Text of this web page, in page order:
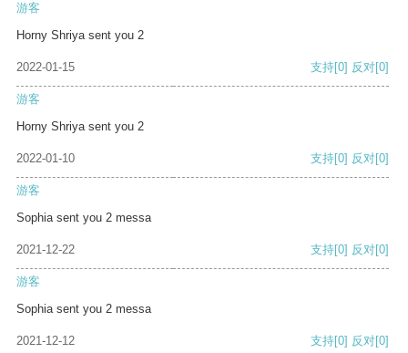
游客
Horny Shriya sent you 2
2022-01-15 支持[0] 反对[0]
游客
Horny Shriya sent you 2
2022-01-10 支持[0] 反对[0]
游客
Sophia sent you 2 messa
2021-12-22 支持[0] 反对[0]
游客
Sophia sent you 2 messa
2021-12-12 支持[0] 反对[0]